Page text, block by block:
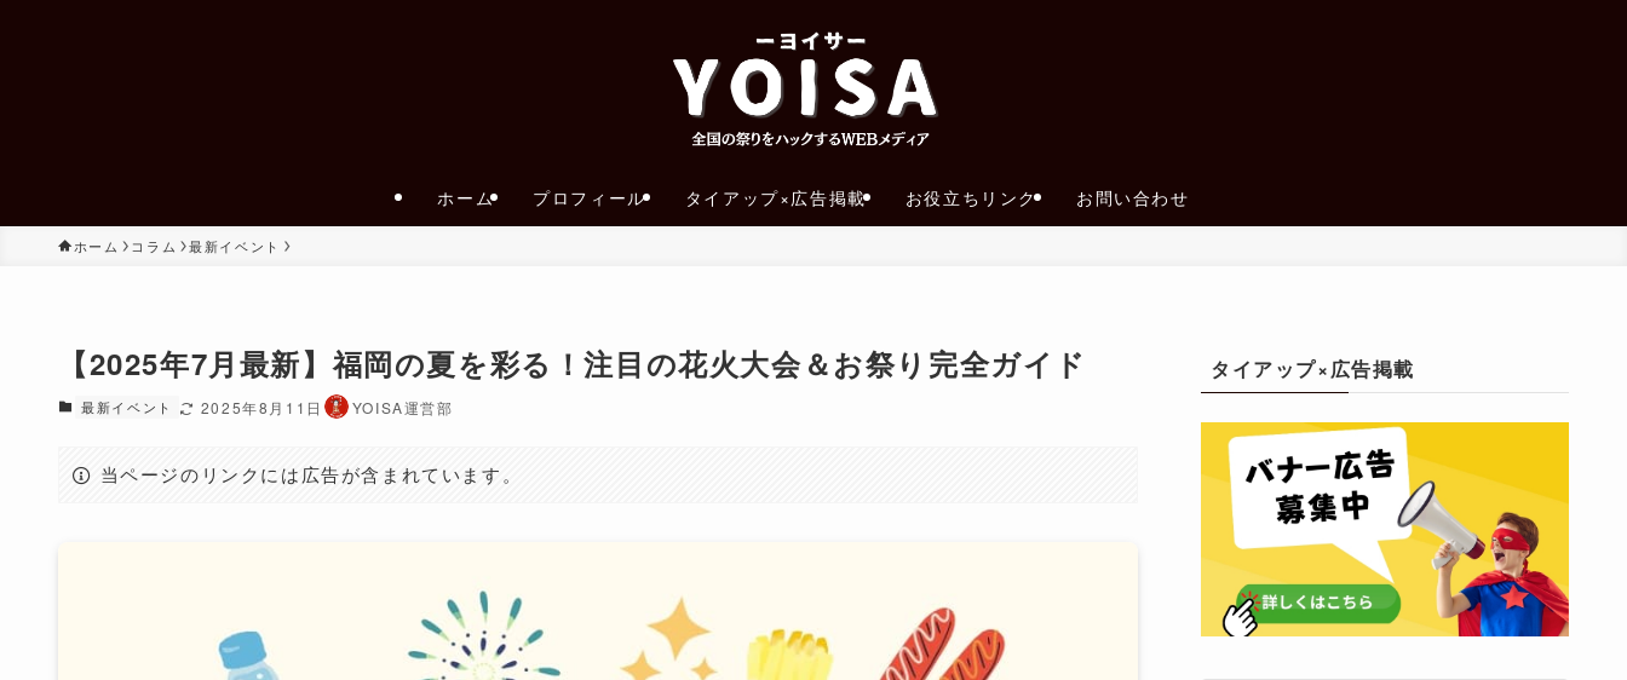
ホーム プロフィール タイアップ×広告掲載 お役立ちリンク お問い合わせ
ホーム コラム 最新イベント
【2025年7月最新】福岡の夏を彩る！注目の花火大会＆お祭り完全ガイド
最新イベント 2025年8月11日 YOISA運営部
当ページのリンクには広告が含まれています。
タイアップ×広告掲載